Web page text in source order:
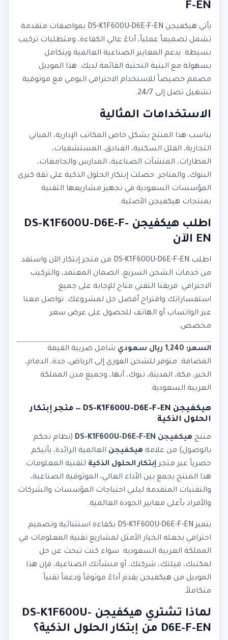
F-EN
يأتي هيكفيجن DS-K1F600U-D6E-F-EN بمواصفات متقدمة
تشمل تصميماً عملياً، أداءً عالي الكفاءة، ومتطلبات تركيب
بسيطة. يدعم المعايير الصناعية العالمية ويتكامل
بسهولة مع البنية التحتية القائمة لديك. هذا الموديل
مصمم خصيصاً للاستخدام الاحترافي اليومي مع موثوقية
تشغيل تصل إلى 24/7.
الاستخدامات المثالية
يناسب هذا المنتج بشكل خاص المكاتب الإدارية، المباني
التجارية، الفلل السكنية، الفنادق، المستشفيات،
المطارات، المنشآت الصناعية، المدارس والجامعات،
البنوك، والمتاجر. حصلت إبتكار الحلول الذكية على ثقة كبرى
المؤسسات السعودية في تجهيز مشاريعها التقنية
بمنتجات هيكفيجن الأصلية.
اطلب هيكفيجن DS-K1F600U-D6E-F-
EN الآن
اطلب DS-K1F600U-D6E-F-EN من متجر إبتكار الآن واستفد
من خدمات الشحن السريع، الضمان المعتمد، والتركيب
الاحترافي. فريقنا التقني متاح للإجابة على جميع
استفساراتك واقتراح أفضل حل لمشروعك. تواصل معنا
عبر الواتساب أو الهاتف للحصول على عرض سعر
مخصص.
السعر: 1,240 ريال سعودي
شامل ضريبة القيمة
المضافة. متوفر للشحن الفوري إلى الرياض، جدة، الدمام،
الخبر، مكة، المدينة، تبوك، أبها، وجميع مدن المملكة
العربية السعودية.
هيكفيجن DS-K1F600U-D6E-F-EN — متجر إبتكار
الحلول الذكية
منتج هيكفيجن DS-K1F600U-D6E-F-EN
(نظام تحكم
بالوصول) من علامة هيكفيجن العالمية الرائدة، يأتيكم
حصرياً عبر متجرإبتكار الحلول الذكية لتقنية المعلومات.
هذا المنتج يجمع بين الأداء العالي، الموثوقية الصناعية،
والتقنيات المتقدمة ليلبي احتياجات المؤسسات والشركات
والأفراد بأعلى معايير الجودة العالمية.
يتميز DS-K1F600U-D6E-F-EN بكفاءة استثنائية وتصميم
احترافي يجعله الخيار الأمثل لمشاريع تقنية المعلومات في
المملكة العربية السعودية. سواء كنت تبحث عن حل
لمكتبك، فيلتك، شركتك، أو منشأتك الصناعية، فإن هذا
الموديل من هيكفيجن يقدم أداءً موثوقاً ودعماً تقنياً
متكاملاً.
لماذا تشتري هيكفيجن DS-K1F600U-
D6E-F-EN من إبتكار الحلول الذكية؟